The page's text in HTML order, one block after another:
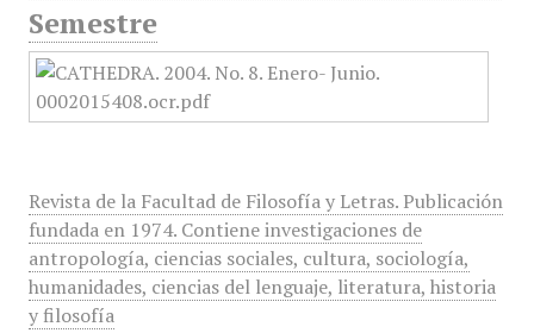
Semestre
Revista de la Facultad de Filosofía y Letras. Publicación
fundada en 1974. Contiene investigaciones de
antropología, ciencias sociales, cultura, sociología,
humanidades, ciencias del lenguaje, literatura, historia
y filosofía